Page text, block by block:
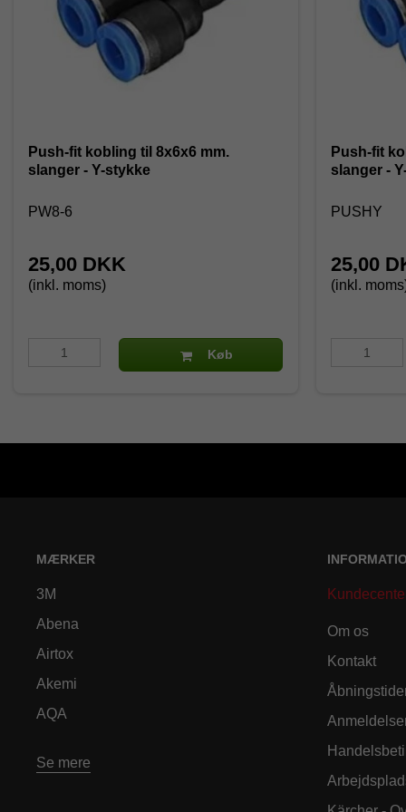
Push-fit kobling til 8x6x6 mm.
slanger - Y-stykke
PW8-6
25,00 DKK
(inkl. moms)
Køb
Push-fit
slanger -
PUSHY
25,00
(inkl.
MÆRKER
3M
Abena
Airtox
Akemi
AQA
Se mere
Om os
Kontakt